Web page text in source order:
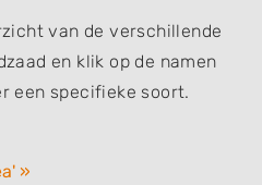
van de verschillende
en klik op de namen
een specifieke soort.
»